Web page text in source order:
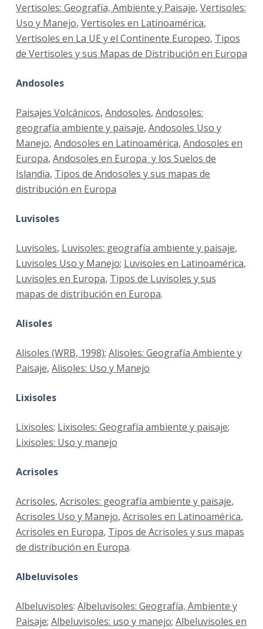
Vertisoles: Geografía, Ambiente y Paisaje, Vertisoles:
Uso y Manejo, Vertisoles en Latinoamérica,
Vertisoles en La UE y el Continente Europeo, Tipos
de Vertisoles y sus Mapas de Distribución en Europa
Andosoles
Paisajes Volcánicos, Andosoles, Andosoles:
geografía ambiente y paisaje, Andosoles Uso y
Manejo, Andosoles en Latinoamérica, Andosoles en
Europa, Andosoles en Europa y los Suelos de
Islandia, Tipos de Andosoles y sus mapas de
distribución en Europa
Luvisoles
Luvisoles, Luvisoles: geografía ambiente y paisaje,
Luvisoles Uso y Manejo; Luvisoles en Latinoamérica,
Luvisoles en Europa, Tipos de Luvisoles y sus
mapas de distribución en Europa.
Alisoles
Alisoles (WRB, 1998); Alisoles: Geografía Ambiente y
Paisaje, Alisoles: Uso y Manejo
Lixisoles
Lixisoles; Lixisoles: Geografía ambiente y paisaje;
Lixisoles: Uso y manejo
Acrisoles
Acrisoles, Acrisoles: geografía ambiente y paisaje,
Acrisoles Uso y Manejo, Acrisoles en Latinoamérica,
Acrisoles en Europa, Tipos de Acrisoles y sus mapas
de distribución en Europa.
Albeluvisoles
Albeluvisoles: Albeluvisoles: Geografía, Ambiente y
Paisaje; Albeluvisoles: uso y manejo; Albeluvisoles en